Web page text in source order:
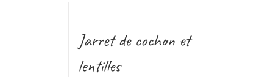
Jarret de cochon et
lentilles